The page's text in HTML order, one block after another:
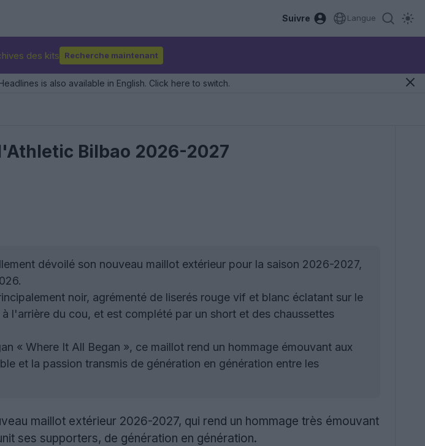
Suivre Langue
des kits Recherche maintenant
is also available in English. Click here to switch.
Bilbao 2026-2027
dévoilé son nouveau maillot extérieur pour la saison 2026-2027,
noir, agrémenté de liserés rouge vif et blanc éclatant sur le
l'arrière du cou, et est complété par un short et des chaussettes
« Where It All Began », ce maillot rend un hommage émouvant aux
et la passion transmis de génération en génération entre les
maillot extérieur 2026-2027, qui rend un hommage très émouvant
ses supporters, de génération en génération.